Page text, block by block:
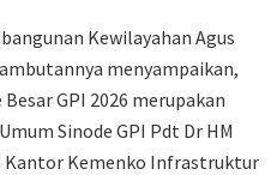
Kewilayahan Agus
menyampaikan,
GPI 2026 merupakan
Sinode GPI Pdt Dr HM
Kantor Kemenko Infrastruktur